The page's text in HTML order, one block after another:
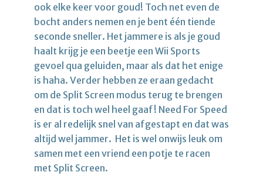
ook elke keer voor goud! Toch net even de
bocht anders nemen en je bent één tiende
seconde sneller. Het jammere is als je goud
haalt krijg je een beetje een Wii Sports
gevoel qua geluiden, maar als dat het enige
is haha. Verder hebben ze eraan gedacht
om de Split Screen modus terug te brengen
en dat is toch wel heel gaaf! Need For Speed
is er al redelijk snel van afgestapt en dat was
altijd wel jammer. Het is wel onwijs leuk om
samen met een vriend een potje te racen
met Split Screen.